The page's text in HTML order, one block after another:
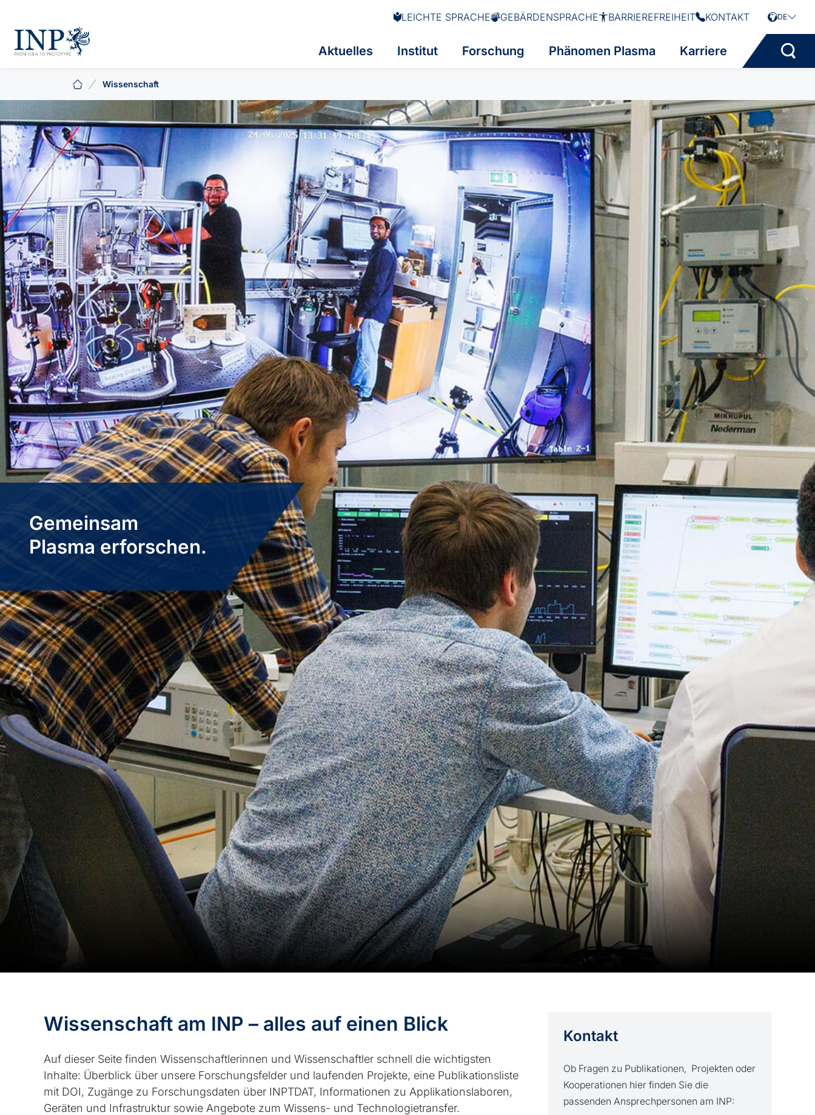
LEICHTE SPRACHE GEBÄRDENSPRACHE BARRIEREFREIHEIT KONTAKT DE
Aktuelles Institut Forschung Phänomen Plasma Karriere
Wissenschaft
Gemeinsam
Plasma erforschen.
Wissenschaft am INP – alles auf einen Blick
Auf dieser Seite finden Wissenschaftlerinnen und Wissenschaftler schnell die wichtigsten
Inhalte: Überblick über unsere Forschungsfelder und laufenden Projekte, eine Publikationsliste
mit DOI, Zugänge zu Forschungsdaten über INPTDAT, Informationen zu Applikationslaboren,
Geräten und Infrastruktur sowie Angebote zum Wissens- und Technologietransfer.
Kontakt
Ob Fragen zu Publikationen, Projekten oder
Kooperationen hier finden Sie die
passenden Ansprechpersonen am INP: